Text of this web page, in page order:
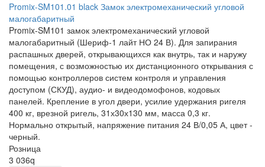
Promix-SM101.01 black Замок электромеханический угловой
малогабаритный
Promix-SM101 замок электромеханический угловой
малогабаритный (Шериф-1 лайт НО 24 В). Для запирания
распашных дверей, открывающихся как внутрь, так и наружу
помещения, с возможностью их дистанционного открывания с
помощью контроллеров систем контроля и управления
доступом (СКУД), аудио- и видеодомофонов, кодовых
панелей. Крепление в угол двери, усилие удержания ригеля
400 кг, врезной ригель, 31х30х130 мм, масса 0,3 кг.
Нормально открытый, напряжение питания 24 В/0,05 А, цвет -
черный.
Розница
3 036q